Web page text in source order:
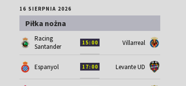
16 SIERPNIA 2026
Piłka nożna
Racing
Santander
15:00 Villarreal
Espanyol 17:00 Levante UD